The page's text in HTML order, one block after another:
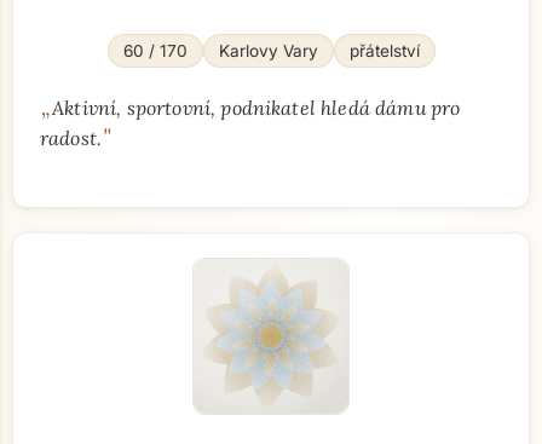
60 / 170 Karlovy Vary přátelství
„Aktivní, sportovní, podnikatel hledá dámu pro
radost."